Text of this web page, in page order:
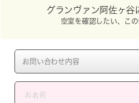
グランヴァン阿佐ヶ谷
空室を確認したい、こ